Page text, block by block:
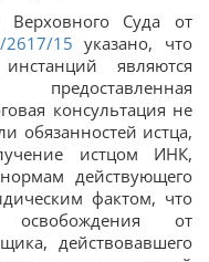
Верховного Суда от
15 указано, что
являются
консультация не
обязанностей истца,
истцом ИНК,
действующего
фактом, что
от
действовавшего